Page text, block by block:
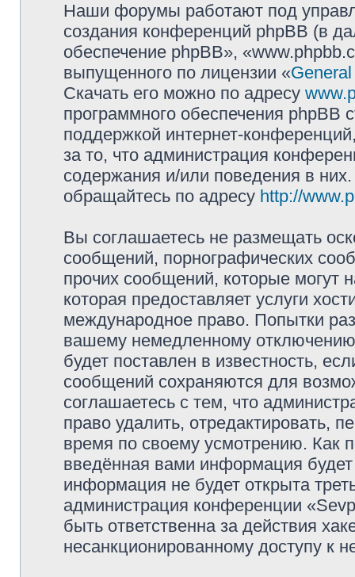
Наши форумы работают под
создания конференций phpBB (в
обеспечение phpBB»,
выпущенного по лицензии «
Скачать его можно по адресу
программного обеспечения phpBB
поддержкой интернет-
за то, что администрация
содержания и/или поведения в
обращайтесь по адресу http://
Вы соглашаетесь не размещать
сообщений, порнографических
прочих сообщений, которые могут
которая предоставляет услуги
международное право. Попытки
вашему немедленному
будет поставлен в известность,
сообщений сохраняются для
соглашаетесь с тем, что
право удалить, отредактировать,
время по своему усмотрению. Как
введённая вами информация
информация не будет открыта
администрация конференции
быть ответственна за действия
несанкционированному доступу к